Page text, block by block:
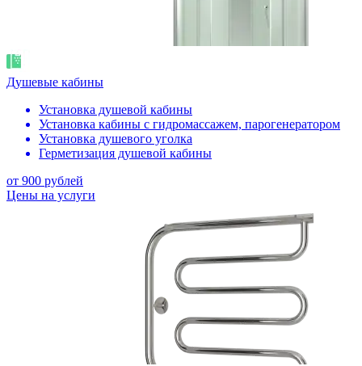
Душевые кабины
Установка душевой кабины
Установка кабины с гидромассажем, парогенератором
Установка душевого уголка
Герметизация душевой кабины
от 900 рублей
Цены на услуги